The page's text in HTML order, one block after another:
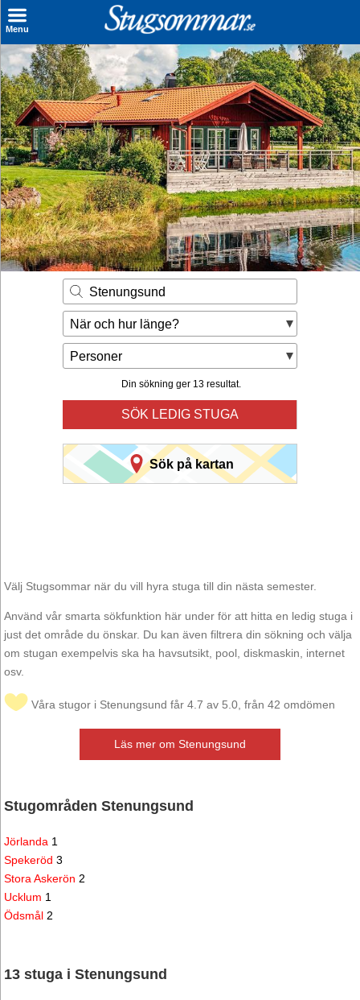
Menu
Sök stuga
Sista Minuten
Genvägar
Inspiration
Kontakt
Husägare
Se hur mycket du kan tjäna
Räkna ut din
hyresintäkt
Stenungsund
När och hur länge?
Personer
Din sökning ger 13 resultat.
SÖK LEDIG STUGA
Sök på kartan
Välj Stugsommar när du vill hyra stuga till din nästa semester.
Använd vår smarta sökfunktion här under för att hitta en ledig stuga i
just det område du önskar. Du kan även filtrera din sökning och välja
om stugan exempelvis ska ha havsutsikt, pool, diskmaskin, internet
osv.
Läs mer om Stenungsund
Våra stugor i Stenungsund får 4.7 av 5.0, från 42 omdömen
Stugområden Stenungsund
Jörlanda 1
Spekeröd 3
Stora Askerön 2
Ucklum 1
Ödsmål 2
13 stuga i Stenungsund